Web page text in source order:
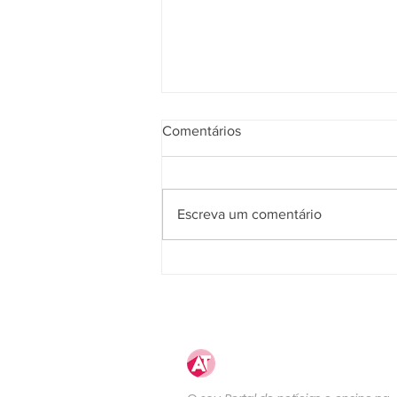
Comentários
Escreva um comentário